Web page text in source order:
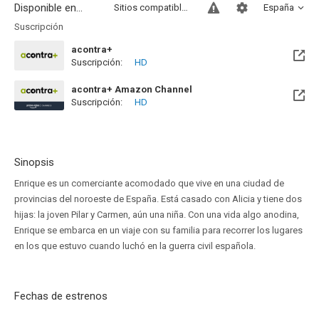
Disponible en... España
Sitios compatibles
Suscripción
acontra+
Suscripción:
HD
acontra+ Amazon Channel
Suscripción:
HD
Sinopsis
Enrique es un comerciante acomodado que vive en una ciudad de
provincias del noroeste de España. Está casado con Alicia y tiene dos
hijas: la joven Pilar y Carmen, aún una niña. Con una vida algo anodina,
Enrique se embarca en un viaje con su familia para recorrer los lugares
en los que estuvo cuando luchó en la guerra civil española.
Fechas de estrenos